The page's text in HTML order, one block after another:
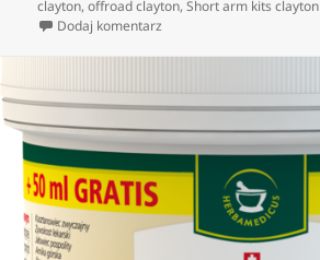
clayton,offroad clayton,Short arm kits clayton
Dodaj komentarz